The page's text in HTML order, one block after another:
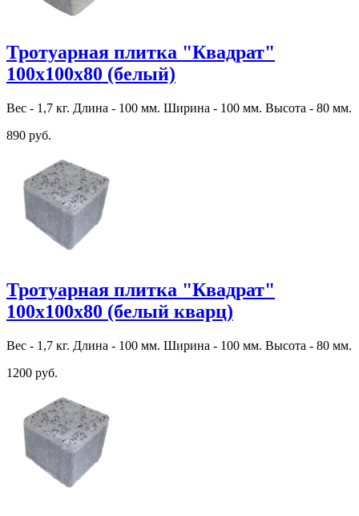
Тротуарная плитка "Квадрат"
100х100х80 (белый)
Вес - 1,7 кг. Длина - 100 мм. Ширина - 100 мм. Высота - 80 мм.
890 руб.
Тротуарная плитка "Квадрат"
100х100х80 (белый кварц)
Вес - 1,7 кг. Длина - 100 мм. Ширина - 100 мм. Высота - 80 мм.
1200 руб.